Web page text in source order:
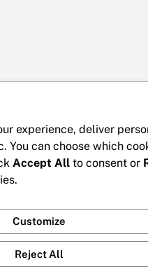
experience, deliver
You can choose which
Accept All to consent or
Customize
Reject All